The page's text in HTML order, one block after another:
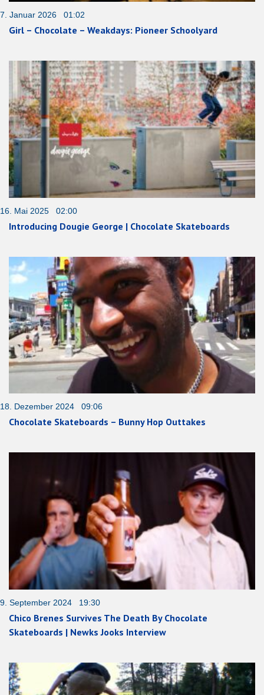
7. Januar 2026 01:02
Girl – Chocolate – Weakdays: Pioneer Schoolyard
16. Mai 2025 02:00
Introducing Dougie George | Chocolate Skateboards
18. Dezember 2024 09:06
Chocolate Skateboards – Bunny Hop Outtakes
9. September 2024 19:30
Chico Brenes Survives The Death By Chocolate
Skateboards | Newks Jooks Interview